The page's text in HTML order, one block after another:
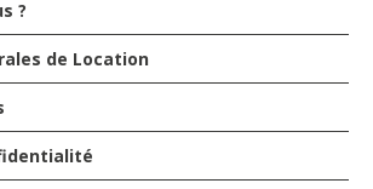
?
de Location